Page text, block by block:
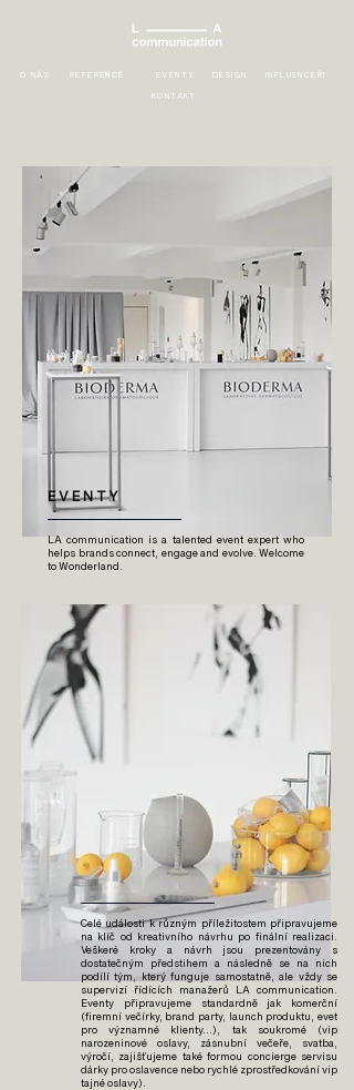
O NÁS REFERENCE EVENTY DESIGN INFLUENCEŘI
KONTAKT
EVENTY
LA communication is a talented event expert who
helps brands connect, engage and evolve. Welcome
to Wonderland.
Celé události k různým příležitostem připravujeme
na klíč od kreativního návrhu po finální realizaci.
Veškeré kroky a návrh jsou prezentovány s
dostatečným předstihem a následně se na nich
podílí tým, který funguje samostatně, ale vždy se
supervizí řídících manažerů LA communication.
Eventy připravujeme standardně jak komerční
(firemní večírky, brand party, launch produktu, evet
pro významné klienty…), tak soukromé (vip
narozeninové oslavy, zásnubní večeře, svatba,
výročí, zajišťujeme také formou concierge servisu
dárky pro oslavence nebo rychlé zprostředkování vip
tajné oslavy).